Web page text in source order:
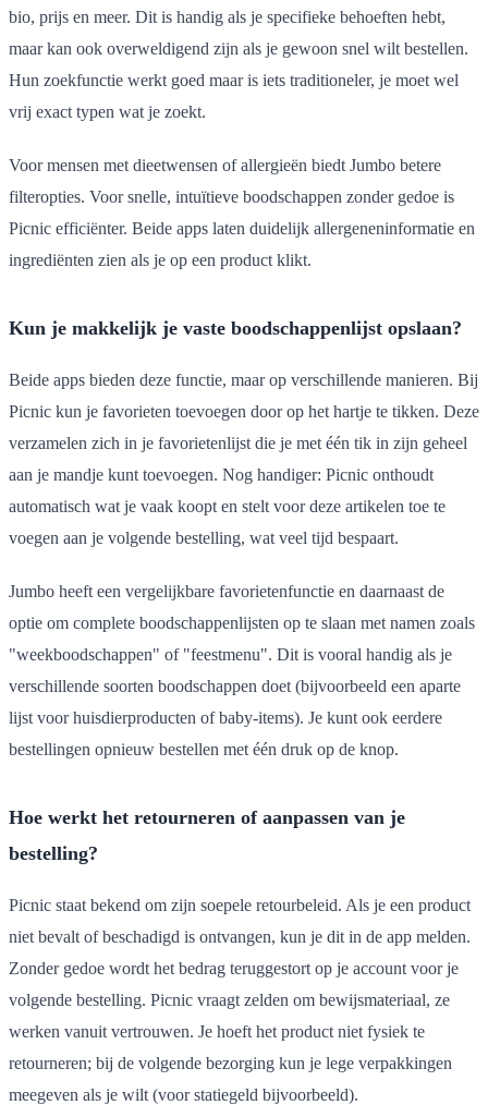
bio, prijs en meer. Dit is handig als je specifieke behoeften hebt,
maar kan ook overweldigend zijn als je gewoon snel wilt bestellen.
Hun zoekfunctie werkt goed maar is iets traditioneler, je moet wel
vrij exact typen wat je zoekt.
Voor mensen met dieetwensen of allergieën biedt Jumbo betere
filteropties. Voor snelle, intuïtieve boodschappen zonder gedoe is
Picnic efficiënter. Beide apps laten duidelijk allergeneninformatie en
ingrediënten zien als je op een product klikt.
Kun je makkelijk je vaste boodschappenlijst opslaan?
Beide apps bieden deze functie, maar op verschillende manieren. Bij
Picnic kun je favorieten toevoegen door op het hartje te tikken. Deze
verzamelen zich in je favorietenlijst die je met één tik in zijn geheel
aan je mandje kunt toevoegen. Nog handiger: Picnic onthoudt
automatisch wat je vaak koopt en stelt voor deze artikelen toe te
voegen aan je volgende bestelling, wat veel tijd bespaart.
Jumbo heeft een vergelijkbare favorietenfunctie en daarnaast de
optie om complete boodschappenlijsten op te slaan met namen zoals
"weekboodschappen" of "feestmenu". Dit is vooral handig als je
verschillende soorten boodschappen doet (bijvoorbeeld een aparte
lijst voor huisdierproducten of baby-items). Je kunt ook eerdere
bestellingen opnieuw bestellen met één druk op de knop.
Hoe werkt het retourneren of aanpassen van je
bestelling?
Picnic staat bekend om zijn soepele retourbeleid. Als je een product
niet bevalt of beschadigd is ontvangen, kun je dit in de app melden.
Zonder gedoe wordt het bedrag teruggestort op je account voor je
volgende bestelling. Picnic vraagt zelden om bewijsmateriaal, ze
werken vanuit vertrouwen. Je hoeft het product niet fysiek te
retourneren; bij de volgende bezorging kun je lege verpakkingen
meegeven als je wilt (voor statiegeld bijvoorbeeld).